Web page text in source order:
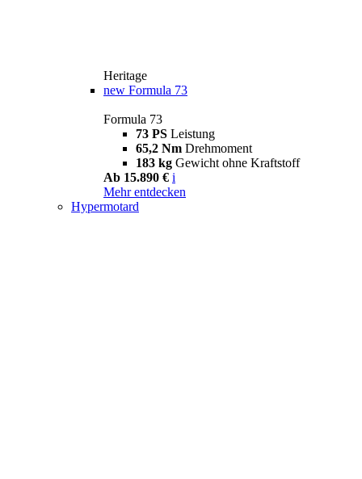
Heritage
new Formula 73
Formula 73
73 PS Leistung
65,2 Nm Drehmoment
183 kg Gewicht ohne Kraftstoff
Ab 15.890 € i
Mehr entdecken
Hypermotard